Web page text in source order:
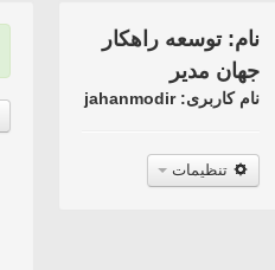
نام: توسعه راهکار
جهان مدیر
نام کاربری: jahanmodir
تنظیمات